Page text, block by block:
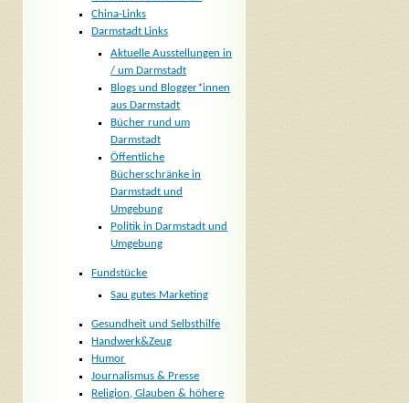
China-Links
Darmstadt Links
Aktuelle Ausstellungen in
/ um Darmstadt
Blogs und Blogger*innen
aus Darmstadt
Bücher rund um
Darmstadt
Öffentliche
Bücherschränke in
Darmstadt und
Umgebung
Politik in Darmstadt und
Umgebung
Fundstücke
Sau gutes Marketing
Gesundheit und Selbsthilfe
Handwerk&Zeug
Humor
Journalismus & Presse
Religion, Glauben & höhere